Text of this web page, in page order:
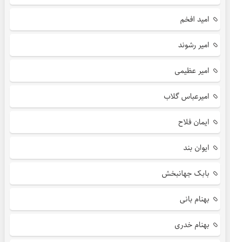
امید افخم
امیر رشوند
امیر عظیمی
امیرعباس گلاب
ایمان فلاح
ایوان بند
بابک جهانبخش
بهنام بانی
بهنام خدری